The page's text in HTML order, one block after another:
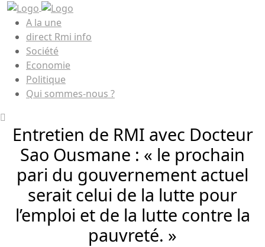
A la une
direct Rmi info
Société
Economie
Politique
Qui sommes-nous ?
Entretien de RMI avec Docteur
Sao Ousmane : « le prochain
pari du gouvernement actuel
serait celui de la lutte pour
l’emploi et de la lutte contre la
pauvreté. »